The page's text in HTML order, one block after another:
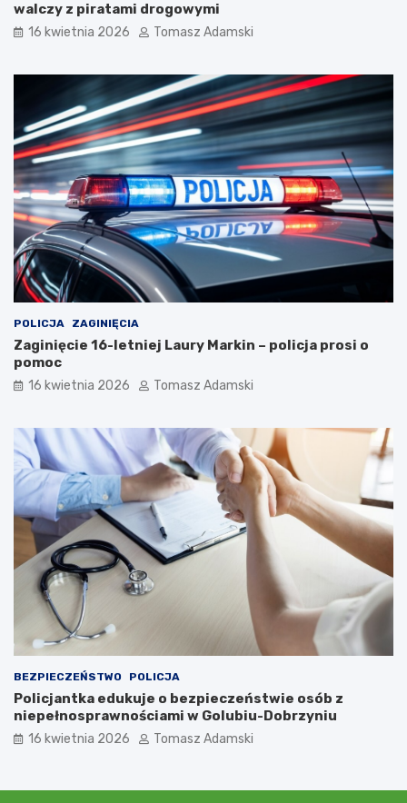
walczy z piratami drogowymi
16 kwietnia 2026 Tomasz Adamski
POLICJA ZAGINIĘCIA
Zaginięcie 16-letniej Laury Markin – policja prosi o
pomoc
16 kwietnia 2026 Tomasz Adamski
BEZPIECZEŃSTWO POLICJA
Policjantka edukuje o bezpieczeństwie osób z
niepełnosprawnościami w Golubiu-Dobrzyniu
16 kwietnia 2026 Tomasz Adamski